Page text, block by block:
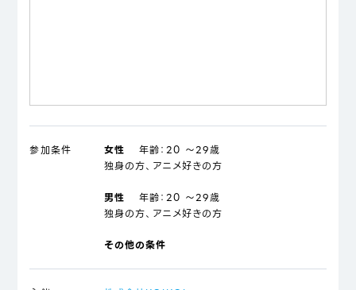
参加条件 女性 年齢： 20 ～29歳
独身の方、アニメ好きの方
男性 年齢： 20 ～29歳
独身の方、アニメ好きの方
その他の条件